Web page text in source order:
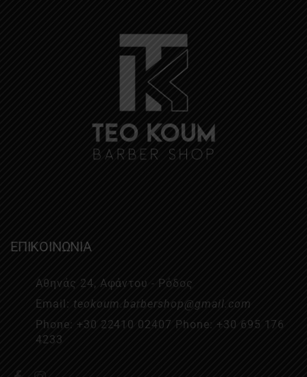
ΕΠΙΚΟΙΝΩΝΙΑ
Αθηνάς 24, Αφάντου - Ρόδος
Email: teokoum.barbershop@gmail.com
Phone: +30 22410 02407 Phone: +30 695 176
4233